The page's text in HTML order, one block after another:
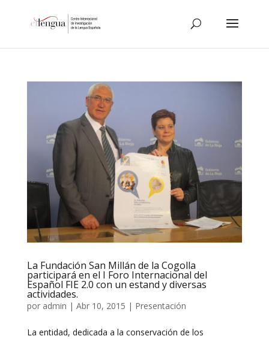
La Fundación San Millán de la Cogolla
participará en el I Foro Internacional del
Español FIE 2.0 con un estand y diversas
actividades.
por admin | Abr 10, 2015 | Presentación
La entidad, dedicada a la conservación de los